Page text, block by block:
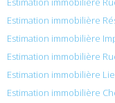
Estimation immobilière
Estimation immobilière
Estimation immobilière
Estimation immobilière
Estimation immobilière